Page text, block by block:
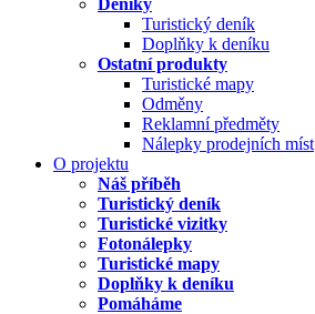
Deníky
Turistický deník
Doplňky k deníku
Ostatní produkty
Turistické mapy
Odměny
Reklamní předměty
Nálepky prodejních míst
O projektu
Náš příběh
Turistický deník
Turistické vizitky
Fotonálepky
Turistické mapy
Doplňky k deníku
Pomáháme